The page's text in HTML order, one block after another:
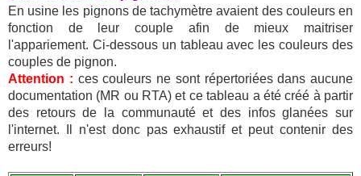
En usine les pignons de tachymètre avaient des couleurs en
fonction de leur couple afin de mieux maitriser
l'appariement. Ci-dessous un tableau avec les couleurs des
couples de pignon.
Attention : ces couleurs ne sont répertoriées dans aucune
documentation (MR ou RTA) et ce tableau a été créé à partir
des retours de la communauté et des infos glanées sur
l'internet. Il n'est donc pas exhaustif et peut contenir des
erreurs!